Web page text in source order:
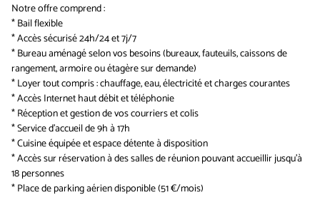
Notre offre comprend :
* Bail flexible
* Accès sécurisé 24h/24 et 7j/7
* Bureau aménagé selon vos besoins (bureaux, fauteuils, caissons de
rangement, armoire ou étagère sur demande)
* Loyer tout compris : chauffage, eau, électricité et charges courantes
* Accès Internet haut débit et téléphonie
* Réception et gestion de vos courriers et colis
* Service d'accueil de 9h à 17h
* Cuisine équipée et espace détente à disposition
* Accès sur réservation à des salles de réunion pouvant accueillir jusqu'à
18 personnes
* Place de parking aérien disponible (51 €/mois)